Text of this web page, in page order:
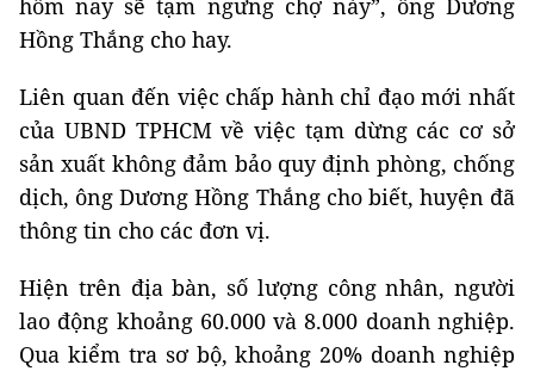
Hồng Thắng cho hay.
Liên quan đến việc chấp hành chỉ đạo mới nhất
của UBND TPHCM về việc tạm dừng các cơ sở
sản xuất không đảm bảo quy định phòng, chống
dịch, ông Dương Hồng Thắng cho biết, huyện đã
thông tin cho các đơn vị.
Hiện trên địa bàn, số lượng công nhân, người
lao động khoảng 60.000 và 8.000 doanh nghiệp.
Qua kiểm tra sơ bộ, khoảng 20% doanh nghiệp